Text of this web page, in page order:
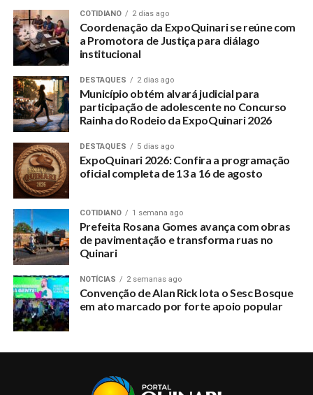
COTIDIANO 2 dias ago
Coordenação da ExpoQuinari se reúne com
a Promotora de Justiça para diálago
institucional
DESTAQUES 2 dias ago
Município obtém alvará judicial para
participação de adolescente no Concurso
Rainha do Rodeio da ExpoQuinari 2026
DESTAQUES 5 dias ago
ExpoQuinari 2026: Confira a programação
oficial completa de 13 a 16 de agosto
COTIDIANO 1 semana ago
Prefeita Rosana Gomes avança com obras
de pavimentação e transforma ruas no
Quinari
NOTÍCIAS 2 semanas ago
Convenção de Alan Rick lota o Sesc Bosque
em ato marcado por forte apoio popular